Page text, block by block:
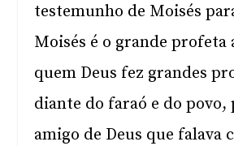
testemunho de Moisés
Moisés é o grande profeta
quem Deus fez grandes
diante do faraó e do povo,
amigo de Deus que falava